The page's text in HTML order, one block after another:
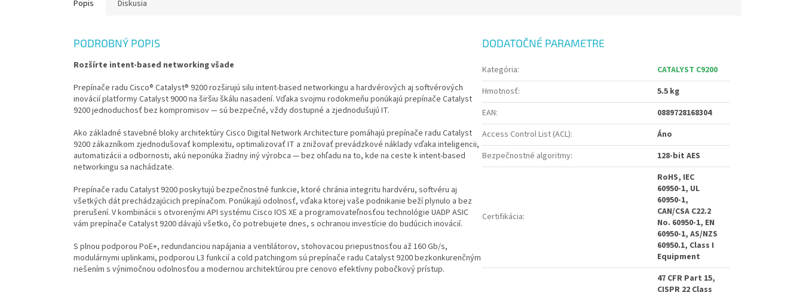
Popis Diskusia
PODROBNÝ POPIS
Rozšírte intent-based networking všade
Prepínače radu Cisco® Catalyst® 9200 rozširujú silu intent-based networkingu a hardvérových aj softvérových
inovácií platformy Catalyst 9000 na širšiu škálu nasadení. Vďaka svojmu rodokmeňu ponúkajú prepínače Catalyst
9200 jednoduchosť bez kompromisov — sú bezpečné, vždy dostupné a zjednodušujú IT.
Ako základné stavebné bloky architektúry Cisco Digital Network Architecture pomáhajú prepínače radu Catalyst
9200 zákazníkom zjednodušovať komplexitu, optimalizovať IT a znižovať prevádzkové náklady vďaka inteligencii,
automatizácii a odbornosti, akú neponúka žiadny iný výrobca — bez ohľadu na to, kde na ceste k intent-based
networkingu sa nachádzate.
Prepínače radu Catalyst 9200 poskytujú bezpečnostné funkcie, ktoré chránia integritu hardvéru, softvéru aj
všetkých dát prechádzajúcich prepínačom. Ponúkajú odolnosť, vďaka ktorej vaše podnikanie beží plynulo a bez
prerušení. V kombinácii s otvorenými API systému Cisco IOS XE a programovateľnosťou technológie UADP ASIC
vám prepínače Catalyst 9200 dávajú všetko, čo potrebujete dnes, s ochranou investície do budúcich inovácií.
S plnou podporou PoE+, redundanciou napájania a ventilátorov, stohovacou priepustnosťou až 160 Gb/s,
modulárnymi uplinkami, podporou L3 funkcií a cold patchingom sú prepínače radu Catalyst 9200 bezkonkurenčným
riešením s výnimočnou odolnosťou a modernou architektúrou pre cenovo efektívny pobočkový prístup.
DODATOČNÉ PARAMETRE
Kategória:
CATALYST C9200
Hmotnosť:
5.5 kg
EAN:
0889728168304
Access Control List (ACL):
Áno
Bezpečnostné algoritmy: 128-bit AES
Certifikácia:
RoHS, IEC
60950-1, UL
60950-1,
CAN/CSA C22.2
No. 60950-1, EN
60950-1, AS/NZS
60950.1, Class I
Equipment
47 CFR Part 15,